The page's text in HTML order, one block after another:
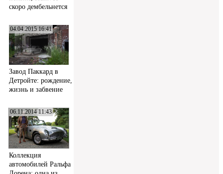
скоро дембельнется
04.04.2015 16:41
Завод Паккард в
Детройте: рождение,
жизнь и забвение
06.11.2014 11:43
Коллекция
автомобилей Ральфа